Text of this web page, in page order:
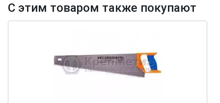
С этим товаром также покупают